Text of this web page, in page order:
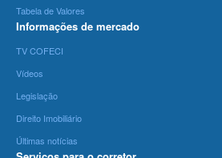
Tabela de Valores
Informações de mercado
TV COFECI
Vídeos
Legislação
Direito Imobiliário
Últimas notícias